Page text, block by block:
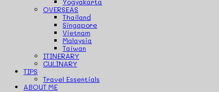
OVERSEAS
Thailand
Singapore
Vietnam
Malaysia
Taiwan
ITINERARY
CULINARY
TIPS
Travel Essentials
ABOUT ME